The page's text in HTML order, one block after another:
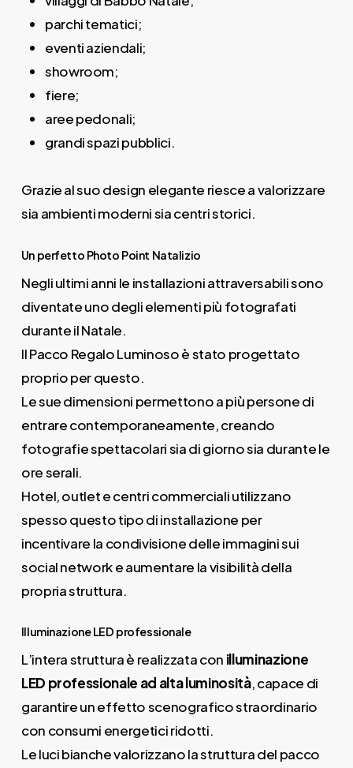
parchi tematici;
eventi aziendali;
showroom;
fiere;
aree pedonali;
grandi spazi pubblici.
Grazie al suo design elegante riesce a valorizzare
sia ambienti moderni sia centri storici.
Un perfetto Photo Point Natalizio
Negli ultimi anni le installazioni attraversabili sono
diventate uno degli elementi più fotografati
durante il Natale.
Il Pacco Regalo Luminoso è stato progettato
proprio per questo.
Le sue dimensioni permettono a più persone di
entrare contemporaneamente, creando
fotografie spettacolari sia di giorno sia durante le
ore serali.
Hotel, outlet e centri commerciali utilizzano
spesso questo tipo di installazione per
incentivare la condivisione delle immagini sui
social network e aumentare la visibilità della
propria struttura.
Illuminazione LED professionale
L’intera struttura è realizzata con illuminazione
LED professionale ad alta luminosità, capace di
garantire un effetto scenografico straordinario
con consumi energetici ridotti.
Le luci bianche valorizzano la struttura del pacco